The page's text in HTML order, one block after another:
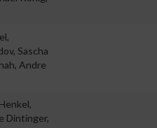
Sascha
Andre
Dintinger,